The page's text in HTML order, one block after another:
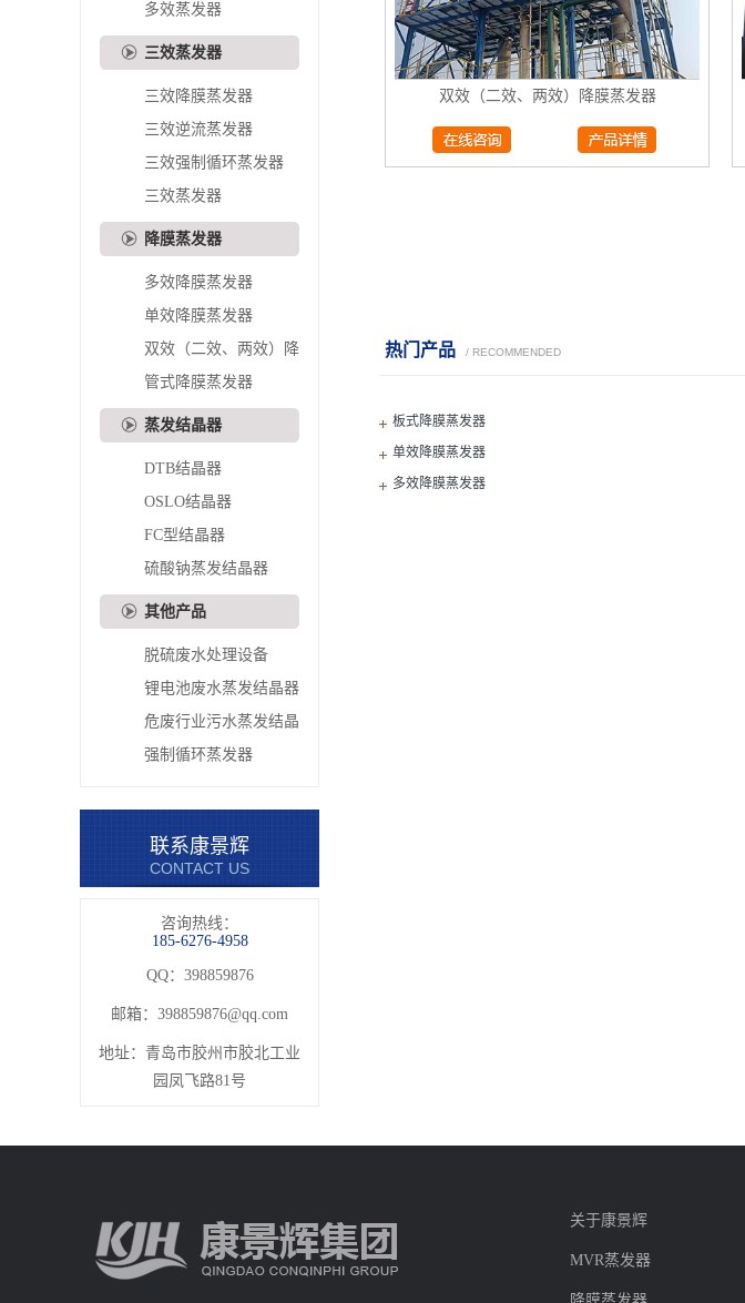
双效（二效、两效）降膜蒸发器
热门产品 / RECOMMENDED
板式降膜蒸发器
单效降膜蒸发器
多效降膜蒸发器
多效蒸发器
三效蒸发器
三效降膜蒸发器
三效逆流蒸发器
三效强制循环蒸发器
三效蒸发器
降膜蒸发器
多效降膜蒸发器
单效降膜蒸发器
双效（二效、两效）降
膜蒸发器
管式降膜蒸发器
蒸发结晶器
DTB结晶器
OSLO结晶器
FC型结晶器
硫酸钠蒸发结晶器
其他产品
脱硫废水处理设备
锂电池废水蒸发结晶器
危废行业污水蒸发结晶
器
强制循环蒸发器
联系康景辉
CONTACT US
咨询热线：
185-6276-4958
QQ：398859876
邮箱： 398859876@qq.com
地址：青岛市胶州市胶北工业
园凤飞路81号
关于康景辉
MVR蒸发器